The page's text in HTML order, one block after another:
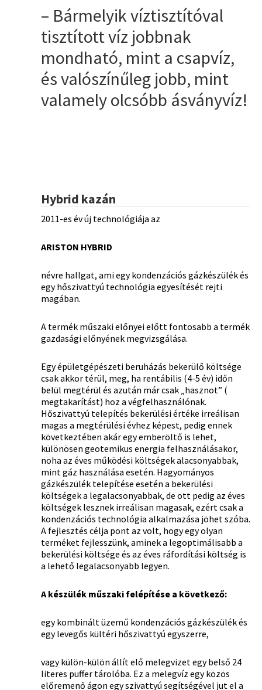
– Bármelyik víztisztítóval
tisztított víz jobbnak
mondható, mint a csapvíz,
és valószínűleg jobb, mint
valamely olcsóbb ásványvíz!
Hybrid kazán
2011-es év új technológiája az
ARISTON HYBRID
névre hallgat, ami egy kondenzációs gázkészülék és
egy hőszivattyú technológia egyesítését rejti
magában.
A termék műszaki előnyei előtt fontosabb a termék
gazdasági előnyének megvizsgálása.
Egy épületgépészeti beruházás bekerülő költsége
csak akkor térül, meg, ha rentábilis (4-5 év) időn
belül megtérül és azután már csak „hasznot” (
megtakarítást) hoz a végfelhasználónak.
Hőszivattyú telepítés bekerülési értéke irreálisan
magas a megtérülési évhez képest, pedig ennek
következtében akár egy emberöltő is lehet,
különösen geotemikus energia felhasználásakor,
noha az éves működési költségek alacsonyabbak,
mint gáz használása esetén. Hagyományos
gázkészülék telepítése esetén a bekerülési
költségek a legalacsonyabbak, de ott pedig az éves
költségek lesznek irreálisan magasak, ezért csak a
kondenzációs technológia alkalmazása jöhet szóba.
A fejlesztés célja pont az volt, hogy egy olyan
terméket fejlesszünk, aminek a legoptimálisabb a
bekerülési költsége és az éves ráfordítási költség is
a lehető legalacsonyabb legyen.
A készülék műszaki felépítése a következő:
egy kombinált üzemű kondenzációs gázkészülék és
egy levegős kültéri hőszivattyú egyszerre,
vagy külön-külön állít elő melegvizet egy belső 24
literes puffer tárolóba. Ez a melegvíz egy közös
előremenő ágon egy szivattyú segítségével jut el a